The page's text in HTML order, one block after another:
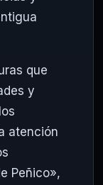
que
y
atención
Peñico»,